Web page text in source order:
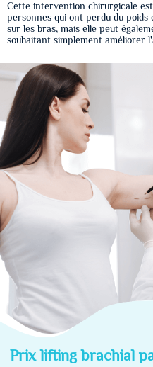
Cette intervention chirurgicale
personnes qui ont perdu du poids
sur les bras, mais elle peut
souhaitant simplement améliorer
Prixlifting brachial